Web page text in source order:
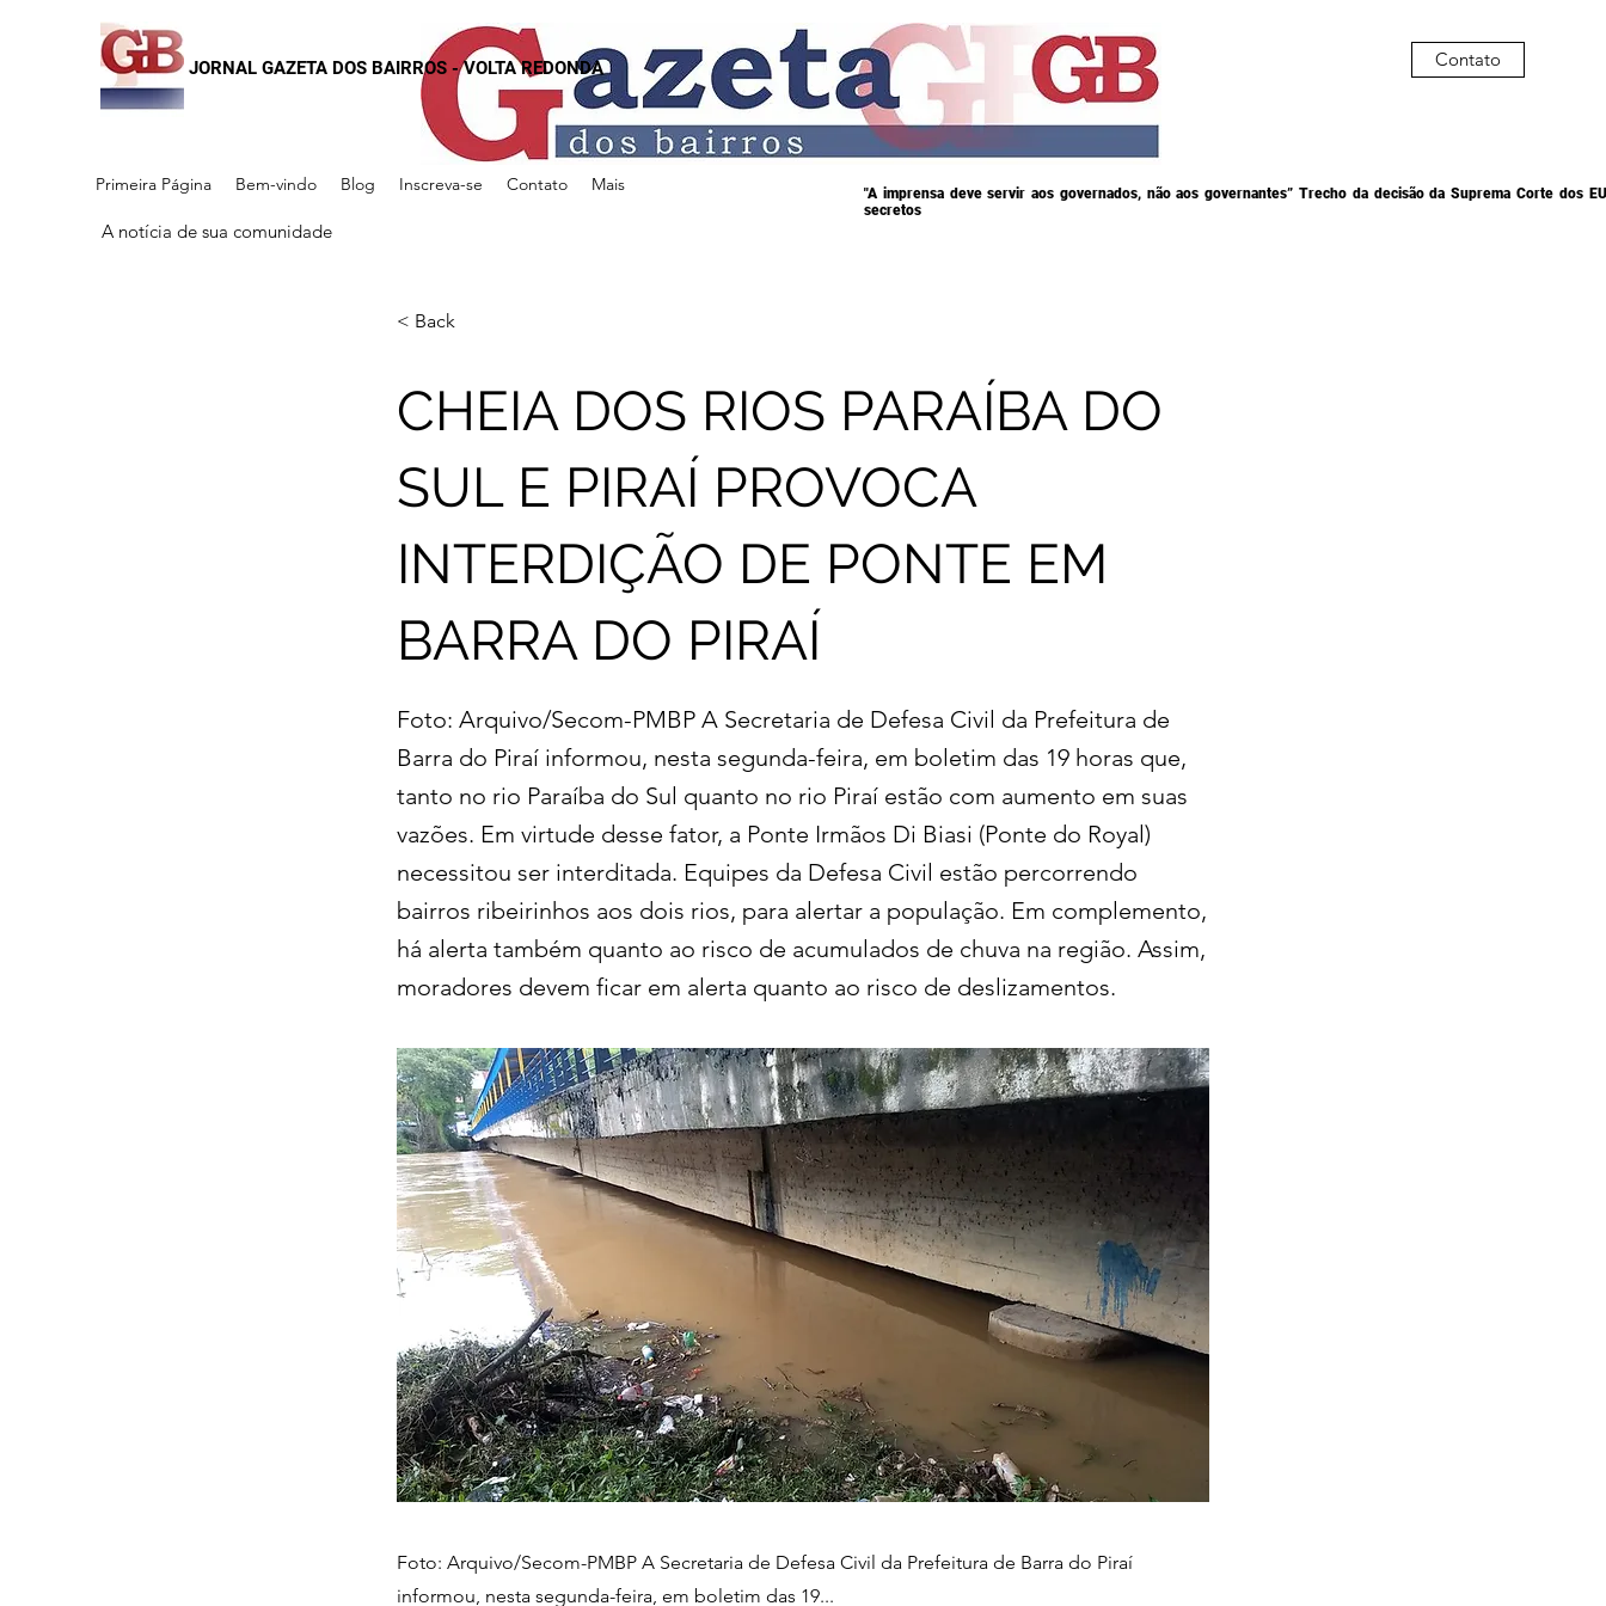
JORNAL GAZETA DOS BAIRROS - VOLTA REDONDA
Primeira Página Bem-vindo Blog Inscreva-se Contato Mais
A notícia de sua comunidade
"A imprensa deve servir aos governados, não aos governantes” Trecho da decisão da Suprema Corte dos
secretos
Contato
< Back
CHEIA DOS RIOS PARAÍBA DO
SUL E PIRAÍ PROVOCA
INTERDIÇÃO DE PONTE EM
BARRA DO PIRAÍ
Foto: Arquivo/Secom-PMBP A Secretaria de Defesa Civil da Prefeitura de
Barra do Piraí informou, nesta segunda-feira, em boletim das 19 horas que,
tanto no rio Paraíba do Sul quanto no rio Piraí estão com aumento em suas
vazões. Em virtude desse fator, a Ponte Irmãos Di Biasi (Ponte do Royal)
necessitou ser interditada. Equipes da Defesa Civil estão percorrendo
bairros ribeirinhos aos dois rios, para alertar a população. Em complemento,
há alerta também quanto ao risco de acumulados de chuva na região. Assim,
moradores devem ficar em alerta quanto ao risco de deslizamentos.
Foto: Arquivo/Secom-PMBP A Secretaria de Defesa Civil da Prefeitura de Barra do Piraí
informou, nesta segunda-feira, em boletim das 19...